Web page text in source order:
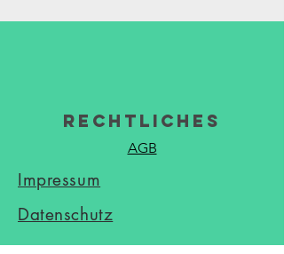
Rechtliches
AGB
Impressum
Datenschutz